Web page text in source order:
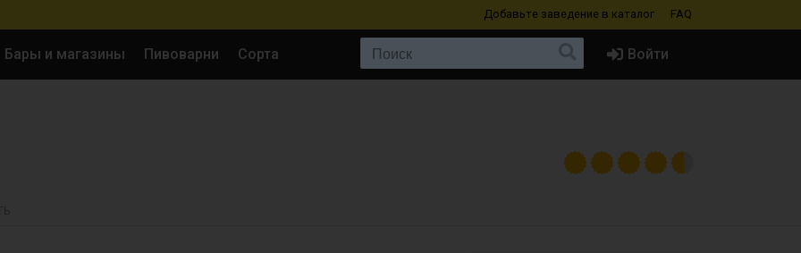
Добавьте заведение в каталог FAQ
Бары и магазины Пивоварни Сорта Войти